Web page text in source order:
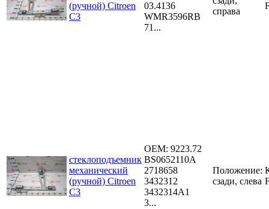
(ручной) Citroen
C3
03.4136
WMR3596RB
71...
справа
стеклоподъемник
механический
(ручной) Citroen
C3
OEM: 9223.72
BS0652110A
2718658
3432312
3432314A1
3...
Положение:
сзади, слева